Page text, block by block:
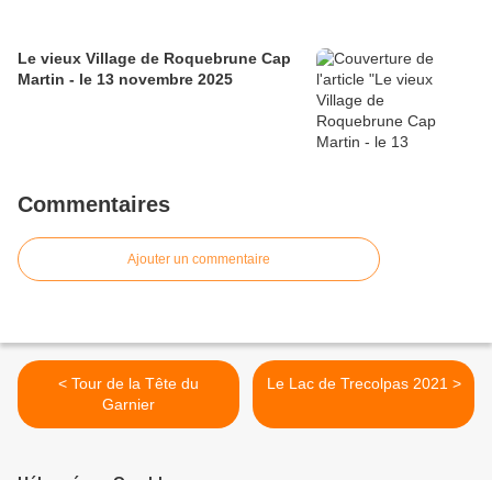
Le vieux Village de Roquebrune Cap
Martin - le 13 novembre 2025
Commentaires
Ajouter un commentaire
< Tour de la Tête du
Garnier
Le Lac de Trecolpas 2021 >